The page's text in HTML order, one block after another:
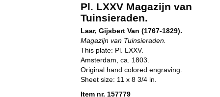
Pl. LXXV Magazijn van
Tuinsieraden.
Laar, Gijsbert Van (1767-1829).
Magazijn van Tuinsieraden.
This plate: Pl. LXXV.
Amsterdam, ca. 1803.
Original hand colored engraving.
Sheet size: 11 x 8 3/4 in.
Item nr. 157779